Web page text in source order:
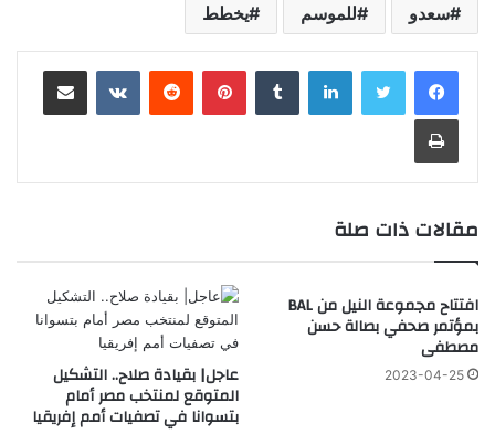
سعدو للموسم يخطط
لينكدإن بينتيريست
مقالات ذات صلة
افتتاح مجموعة النيل من BAL
بمؤتمر صحفي بصالة حسن
مصطفى
2023-04-25 عاجل| بقيادة صلاح.. التشكيل
المتوقع لمنتخب مصر أمام
بتسوانا في تصفيات أمم إفريقيا